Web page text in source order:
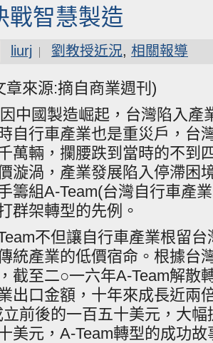
戰智慧製造
liurj 劉教授近況, 相關報導
章來源:摘自商業週刊)
中國製造崛起，台灣陷入產
自行車產業也是重災戶，台
萬輛，攔腰跌到當時的不到
漩渦，產業發展陷入停滯困
籌組A-Team(台灣自行車產
群架轉型的先例。
不但讓自行車產業根留
統產業的低價宿命。根據台
截至二○一六年A-Team解散
出口金額，十年來成長近兩
立前後的一百五十美元，大
美元，A-Team轉型的成功